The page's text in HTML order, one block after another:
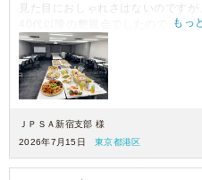
見た目におしゃれさはないのです
40代以降の懇親会でしたので、
非常に人気があり、すぐに売り切れ
焼き鳥や揚げ物関係もしっかりと作
ュームを求めるような会には適して
また注文いたします。
もっ
ＪＰＳＡ新宿支部 様
2026年7月15日
東京都港区